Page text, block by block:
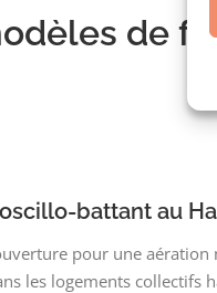
de
battant au
pour une aération
les logements collectifs